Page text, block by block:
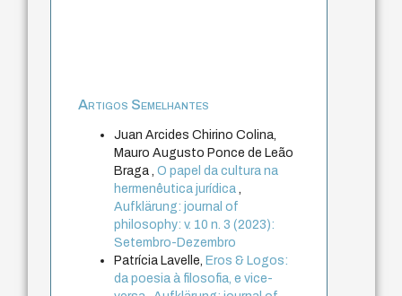
Artigos Semelhantes
Juan Arcides Chirino Colina,
Mauro Augusto Ponce de Leão
Braga ,O papel da cultura na
hermenêutica jurídica,
Aufklärung: journal of
philosophy: v. 10 n. 3 (2023):
Setembro-Dezembro
Patrícia Lavelle, Eros & Logos:
da poesia à filosofia, e vice-